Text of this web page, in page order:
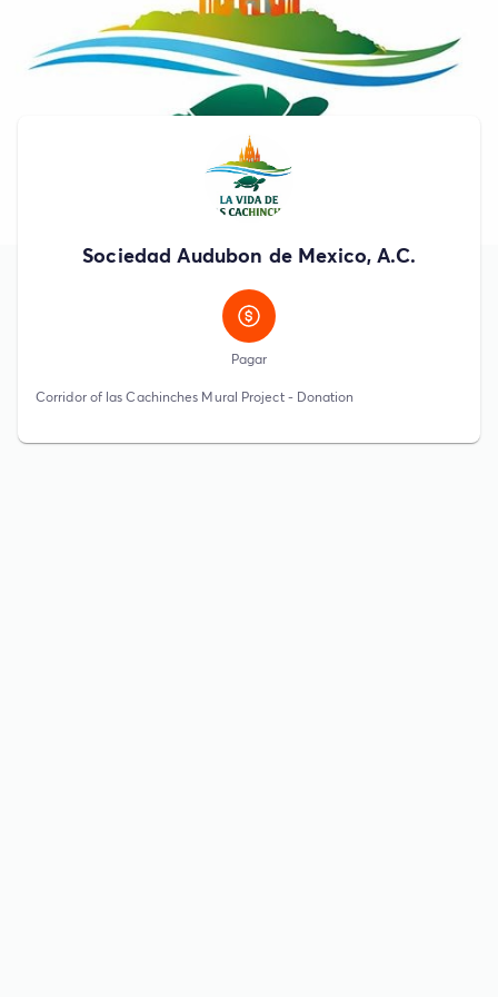
Sociedad Audubon de Mexico, A.C.
Pagar
Corridor of las Cachinches Mural Project - Donation